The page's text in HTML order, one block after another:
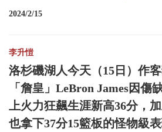
2024/2/15
李升愷
洛杉磯湖人今天（15日）作
「詹皇」LeBron James因傷
上火力狂飆生涯新高36分，
也拿下37分15籃板的怪物級